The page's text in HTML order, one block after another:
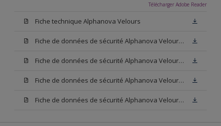
Télécharger Adobe Reader
Fiche technique Alphanova Velours
Fiche de données de sécurité Alphanova Velours Base W05
Fiche de données de sécurité Alphanova Velours Base M15
Fiche de données de sécurité Alphanova Velours Base N00
Fiche de données de sécurité Alphanova Velours Blanc